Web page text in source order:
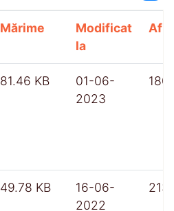
Mărime
Modificat
la
81.46 KB
01-06-
2023
49.78 KB
16-06-
2022